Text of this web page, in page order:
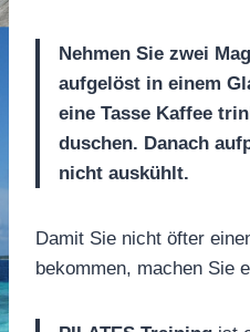
Nehmen Sie zwei
aufgelöst in einem
eine Tasse Kaffee
duschen. Danach
nicht auskühlt.
Damit Sie nicht öfter
bekommen, machen Sie